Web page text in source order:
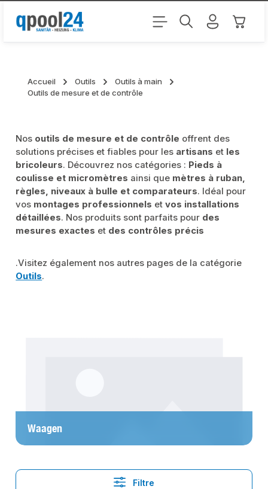
Passer au contenu principal Le
Accueil Outils
Outils à main
Outils de mesure et de contrôle
Nos outils de mesure et de contrôle offrent des
solutions précises et fiables pour les artisans et les
bricoleurs. Découvrez nos catégories : Pieds à
coulisse et micromètres ainsi que mètres à ruban,
règles, niveaux à bulle et comparateurs. Idéal pour
vos montages professionnels etvos installations
détaillées. Nos produits sont parfaits pour des
mesures exactes et des contrôles précis
.Visitez également nos autres pages de la catégorie
Outils.
Waagen
Filtre